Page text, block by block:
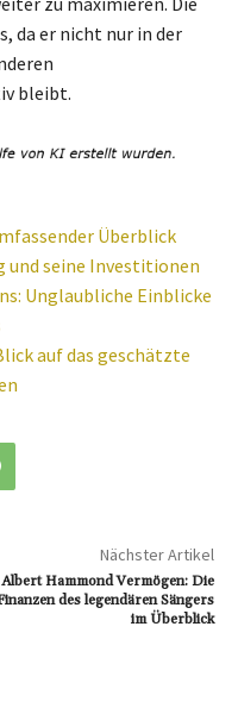
da er nicht nur in der
bleibt.
Überblick
seine Investitionen
Unglaubliche Einblicke
auf das geschätzte
Nächster Artikel
Albert Hammond Vermögen: Die
des legendären Sängers
im Überblick